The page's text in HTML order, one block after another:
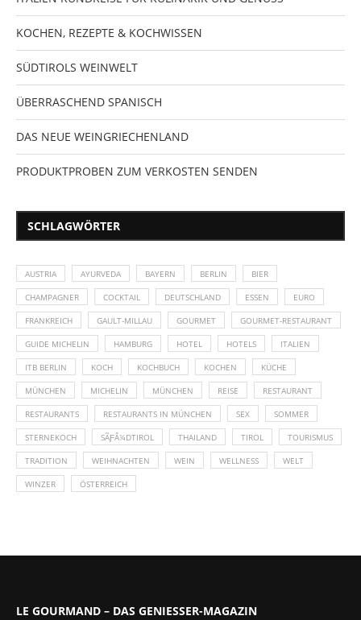
KOCHEN, REZEPTE & KOCHWISSEN
SÜDTIROLS WEINWELT
ÜBERRASCHEND SPANISCH
DAS NEUE WEINGRIECHENLAND
PRODUKTPROBEN ZUM VERKOSTEN SENDEN
SCHLAGWÖRTER
AUSTRIA AYURVEDA BAYERN BERLIN BIER
CHAMPAGNER COCKTAIL DEUTSCHLAND ESSEN EURO
FRANKREICH GAULT-MILLAU GOURMET GOURMET-RESTAURANT
GUIDE MICHELIN HAMBURG HOTEL HOTELS ITALIEN
ITB BERLIN KOCH KOCHBUCH KOCHEN KÜCHE
MÜNCHEN MICHELIN MÜNCHEN REISE RESTAURANT
RESTAURANTS RESTAURANTS IN MÜNCHEN SEX SOMMER
STERNEKOCH SÃƑÂ¼DTIROL THAILAND TIROL TOURISMUS
TRADITION WEIHNACHTEN WEIN WELLNESS WELT
WINZER ÖSTERREICH
LE GOURMAND – DAS GENIESSER-MAGAZIN